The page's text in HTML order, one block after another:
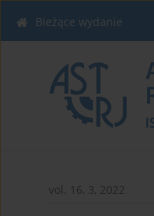
Bieżące wydanie
vol. 16, 3, 2022